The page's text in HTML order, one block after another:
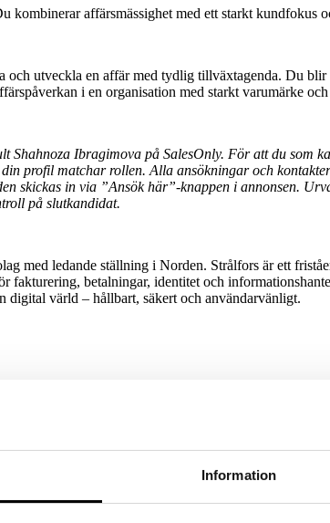
Information
kombinerar affärsmässighet med ett starkt
och utveckla en affär med tydlig tillväxtagenda. Du
i en organisation med starkt varumärke
Shahnoza Ibragimova på SalesOnly. För att du som
profil matchar rollen. Alla ansökningar och
skickas in via ”Ansök här”-knappen i annonsen.
på slutkandidat.
med ledande ställning i Norden. Strålfors är ett
fakturering, betalningar, identitet och
värld – hållbart, säkert och användarvänligt.
och mod möter människors potential.
– så att både människor och organisationer kan växa